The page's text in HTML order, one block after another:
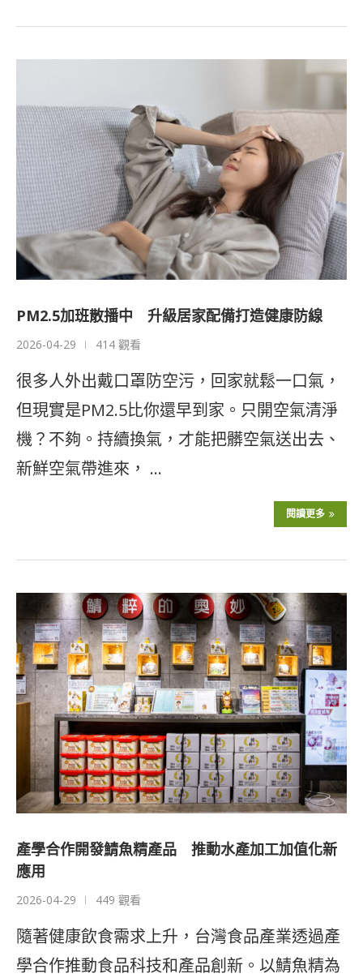
PM2.5加班散播中 升級居家配備打造健康防線
2026-04-29 414 觀看
很多人外出戴口罩防空污，回家就鬆一口氣，
但現實是PM2.5比你還早到家。只開空氣清淨
機？不夠。持續換氣，才能把髒空氣送出去、
新鮮空氣帶進來， …
閱讀更多
產學合作開發鯖魚精產品 推動水產加工加值化新
應用
2026-04-29 449 觀看
隨著健康飲食需求上升，台灣食品產業透過產
學合作推動食品科技和產品創新。以鯖魚精為